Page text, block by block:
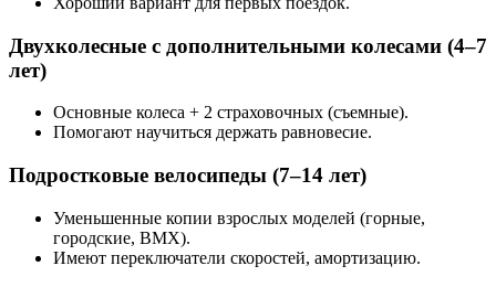
Двухколесные с дополнительными колесами (4–7
лет)
Основные колеса + 2 страховочных (съемные).
Помогают научиться держать равновесие.
Подростковые велосипеды (7–14 лет)
Уменьшенные копии взрослых моделей (горные,
городские, BMX).
Имеют переключатели скоростей, амортизацию.